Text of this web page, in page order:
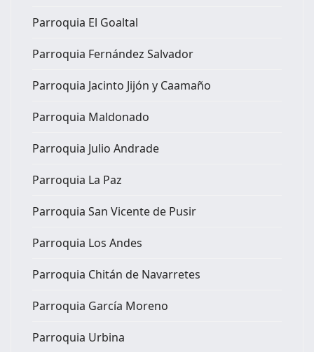
Parroquia El Goaltal
Parroquia Fernández Salvador
Parroquia Jacinto Jijón y Caamaño
Parroquia Maldonado
Parroquia Julio Andrade
Parroquia La Paz
Parroquia San Vicente de Pusir
Parroquia Los Andes
Parroquia Chitán de Navarretes
Parroquia García Moreno
Parroquia Urbina